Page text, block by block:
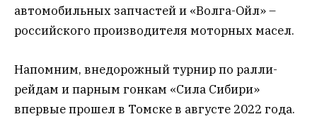
автомобильных запчастей и «Волга-Ойл» –
российского производителя моторных масел.
Напомним, внедорожный турнир по ралли-
рейдам и парным гонкам «Сила Сибири»
впервые прошел в Томске в августе 2022 года.